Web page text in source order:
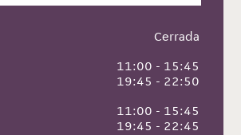
Cerrada
11:00 - 15:45
19:45 - 22:50
11:00 - 15:45
19:45 - 22:45